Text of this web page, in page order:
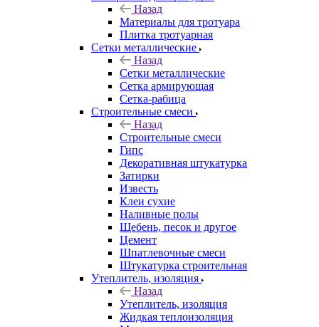
Назад
Материалы для тротуара
Плитка тротуарная
Сетки металлические
Назад
Сетки металлические
Сетка армирующая
Сетка-рабица
Строительные смеси
Назад
Строительные смеси
Гипс
Декоративная штукатурка
Затирки
Известь
Клеи сухие
Наливные полы
Щебень, песок и другое
Цемент
Шпатлевочные смеси
Штукатурка строительная
Утеплитель, изоляция
Назад
Утеплитель, изоляция
Жидкая теплоизоляция